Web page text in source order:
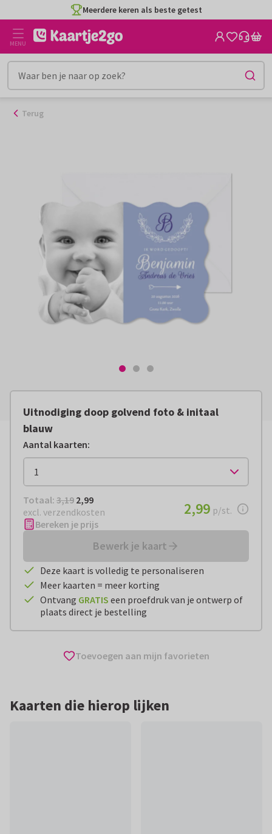
naar
inhoud
Meerdere keren als beste getest
MENU
Terug
Uitnodiging doop golvend foto & initaal
blauw
Aantal kaarten:
Totaal: € 2,99
Totaal: 3,19 2,99
excl. verzendkosten
€ 2,99per stuk
2,99 p/st.
Bereken je prijs
Bewerk je kaart
Deze kaart is volledig te personaliseren
Meer kaarten = meer korting
Ontvang GRATIS een proefdruk van je ontwerp of
plaats direct je bestelling
Toevoegen aan mijn favorieten
Kaarten die hierop lijken